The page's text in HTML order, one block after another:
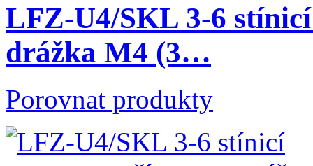
LFZ-U4/SKL 3-6
drážka M4 (3…
Porovnat produkty